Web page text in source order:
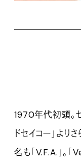
1970年代初頭。
ドセイコー」より
名も「V.F.A.」